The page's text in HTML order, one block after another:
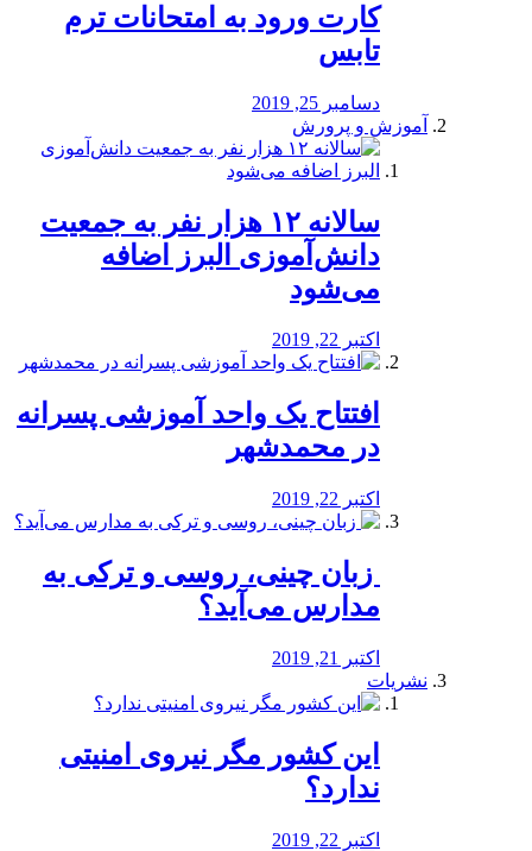
کارت ورود به امتحانات ترم
تابس
دسامبر 25, 2019
آموزش و پرورش
️سالانه ۱۲ هزار نفر به جمعیت
دانش‌آموزی البرز اضافه
می‌شود
اکتبر 22, 2019
افتتاح یک واحد آموزشی پسرانه
در محمدشهر
اکتبر 22, 2019
️ زبان چینی، روسی و ترکی به
مدارس می‌آید؟
اکتبر 21, 2019
نشریات
این کشور مگر نیروی امنیتی
ندارد؟
اکتبر 22, 2019